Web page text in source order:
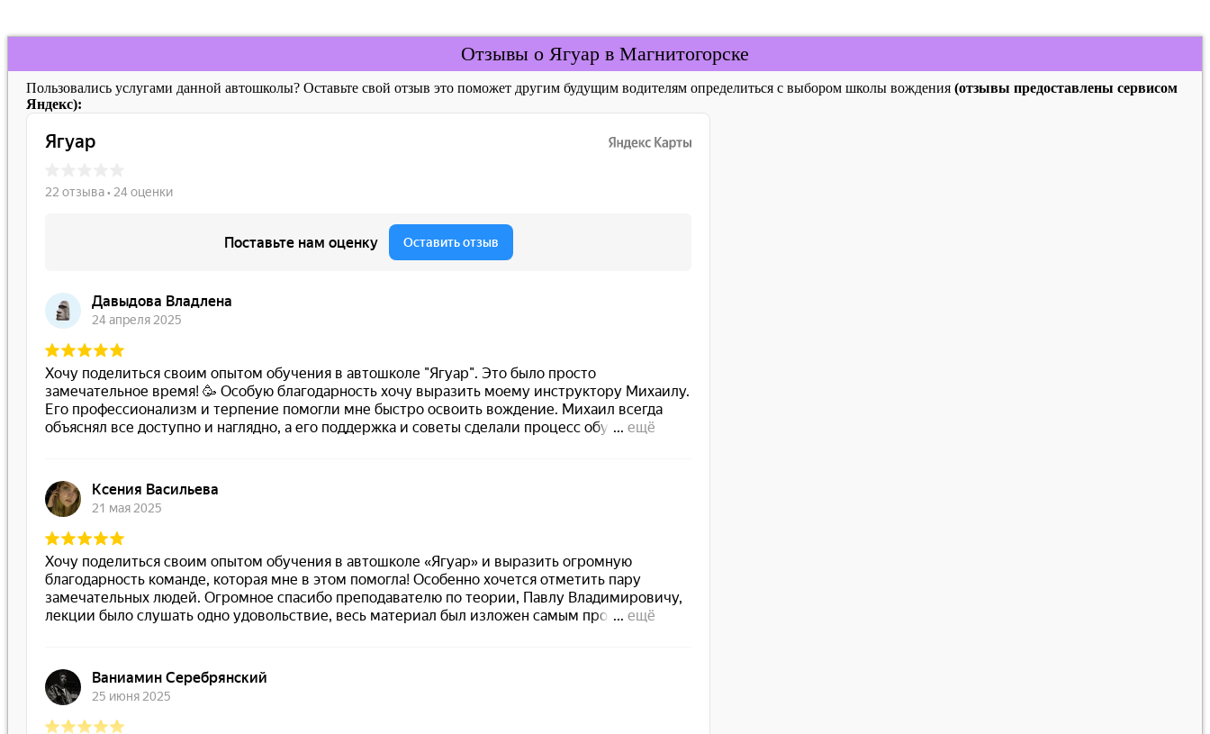
Отзывы о Ягуар в Магнитогорске
Пользовались услугами данной автошколы? Оставьте свой отзыв это поможет другим будущим водителям определиться с выбором школы вождения (отзывы предоставлены сервисом
Яндекс):